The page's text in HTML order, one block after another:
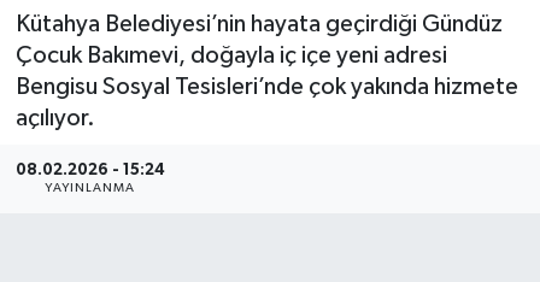
Kütahya Belediyesi’nin hayata geçirdiği Gündüz
Çocuk Bakımevi, doğayla iç içe yeni adresi
Bengisu Sosyal Tesisleri’nde çok yakında hizmete
açılıyor.
08.02.2026 - 15:24
YAYINLANMA
Ekonomi
Eleman
Emlak
Son Dakika Haberleri
Haber Arşivi